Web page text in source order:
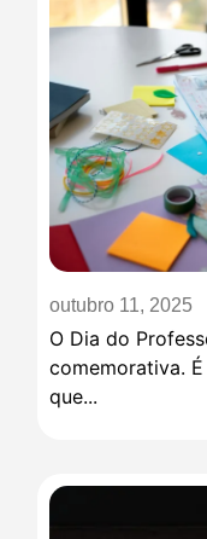
outubro 11, 2025
O Dia do
comemorativa.
que...